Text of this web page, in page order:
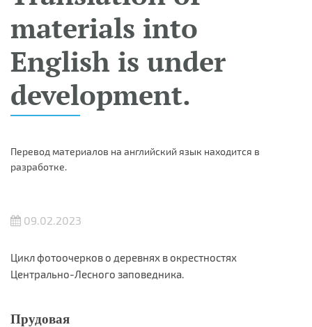
materials into
English is under
development.
Перевод материалов на английский язык находится в
разработке.
09.02.2023
Цикл фотоочерков о деревнях в окрестностях
Центрально-Лесного заповедника.
Прудовая